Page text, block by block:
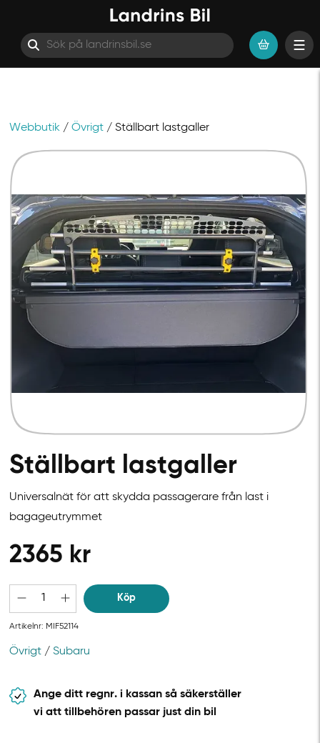
Webbutik /Övrigt / Ställbart lastgaller
Ställbart lastgaller
Universalnät för att skydda passagerare från last i
bagageutrymmet
2365 kr
Köp
Artikelnr: MIF52114
Övrigt /Subaru
Ange ditt regnr. i kassan så säkerställer
vi att tillbehören passar just din bil